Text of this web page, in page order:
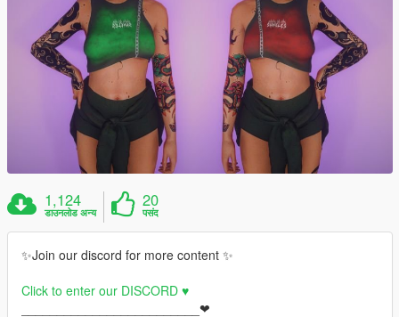
1,124
डाउनलोड अन्य
20
पसंद
✨Join our discord for more content ✨
Click to enter our DISCORD ♥
_________________________❤